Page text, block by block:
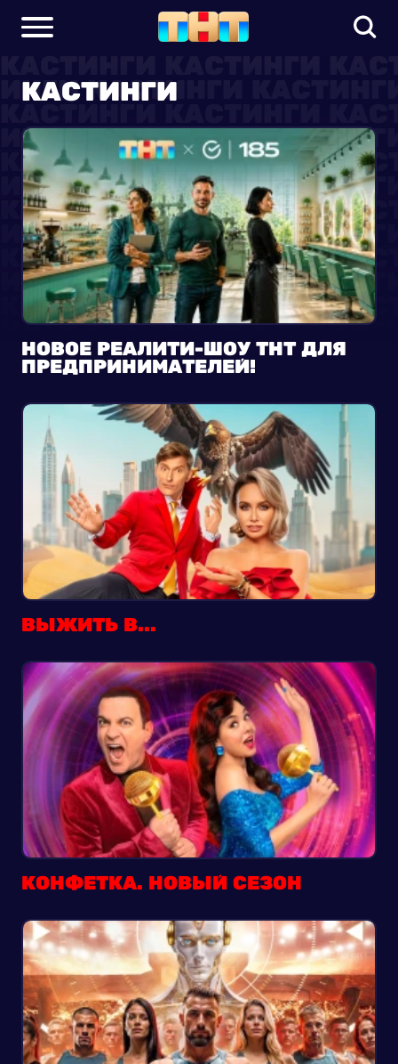
КАСТИНГИ
НОВОЕ РЕАЛИТИ-ШОУ ТНТ ДЛЯ
ПРЕДПРИНИМАТЕЛЕЙ!
ВЫЖИТЬ В...
КОНФЕТКА. НОВЫЙ СЕЗОН